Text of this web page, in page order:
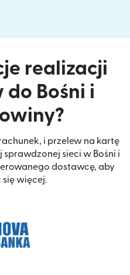
realizacji
Bośni i
i przelew na kartę
sieci w Bośni i
dostawcę, aby
więcej.